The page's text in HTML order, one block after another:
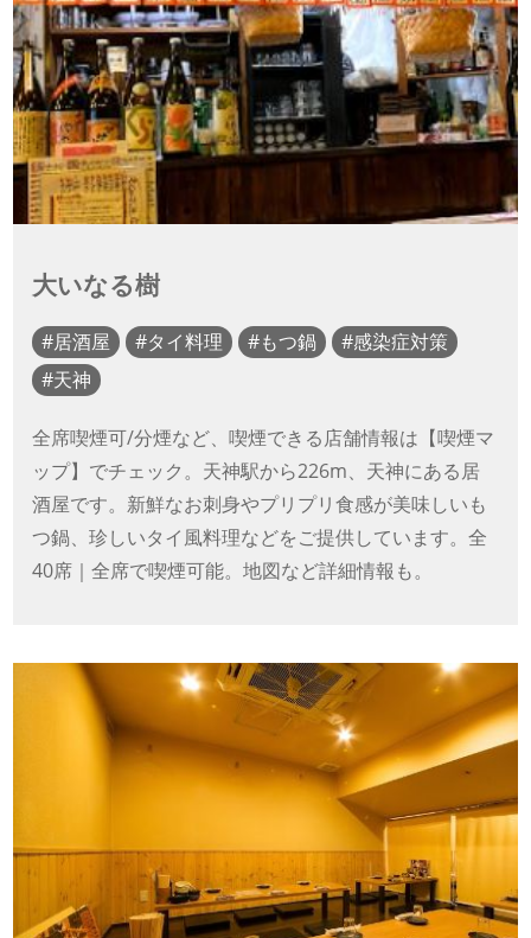
大いなる樹
居酒屋 タイ料理 もつ鍋
感染症対策
天神
全席喫煙可/分煙など、喫煙できる店舗情報は【喫煙マ
ップ】でチェック。天神駅から226m、天神にある居
酒屋です。新鮮なお刺身やプリプリ食感が美味しいも
つ鍋、珍しいタイ風料理などをご提供しています。全
40席｜全席で喫煙可能。地図など詳細情報も。